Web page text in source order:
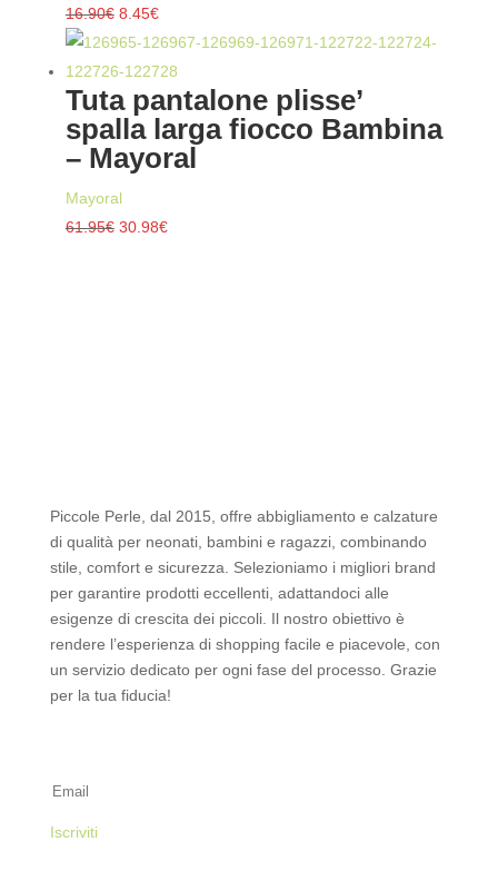
16.90€ Il
prezzo
originale
era:
16.90€.
8.45€Il
prezzo
attuale
è:
8.45€.
Tuta pantalone plisse’
spalla larga fiocco Bambina
– Mayoral
Mayoral
61.95€ Il
30.98€Il
Piccole Perle, dal 2015, offre abbigliamento e calzature
di qualità per neonati, bambini e ragazzi, combinando
stile, comfort e sicurezza. Selezioniamo i migliori brand
per garantire prodotti eccellenti, adattandoci alle
esigenze di crescita dei piccoli. Il nostro obiettivo è
rendere l’esperienza di shopping facile e piacevole, con
un servizio dedicato per ogni fase del processo. Grazie
per la tua fiducia!
Iscriviti